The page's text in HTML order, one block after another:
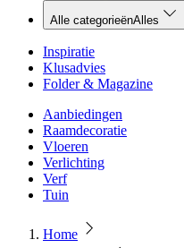
Alle categorieënAlles
Inspiratie
Klusadvies
Folder & Magazine
Aanbiedingen
Raamdecoratie
Vloeren
Verlichting
Verf
Tuin
Home